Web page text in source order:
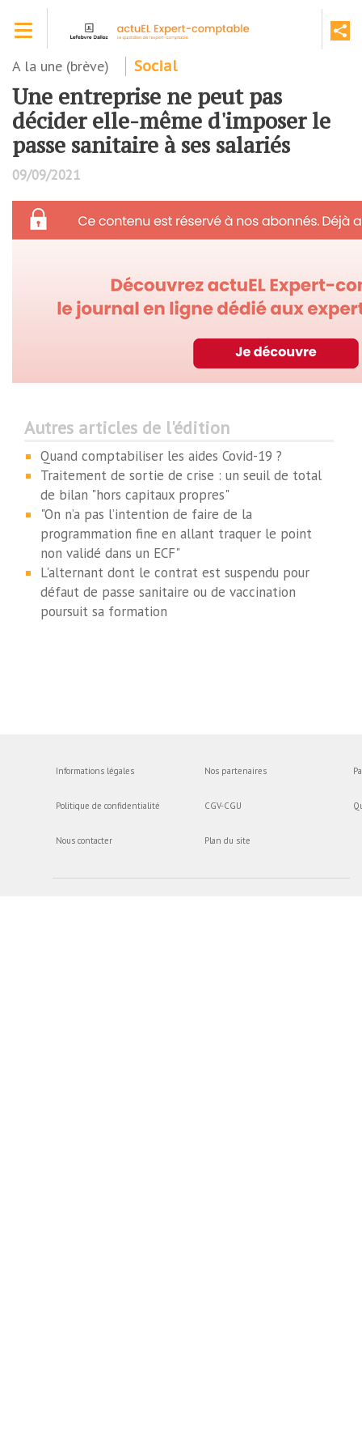
contenu
A la une (brève) Social
Une entreprise ne peut pas
décider elle-même d'imposer le
passe sanitaire à ses salariés
09/09/2021
Autres articles de l'édition
Quand comptabiliser les aides Covid-19 ?
Traitement de sortie de crise : un seuil de total
de bilan "hors capitaux propres"
"On n’a pas l’intention de faire de la
programmation fine en allant traquer le point
non validé dans un ECF"
L'alternant dont le contrat est suspendu pour
défaut de passe sanitaire ou de vaccination
poursuit sa formation
Informations légales
Politique de confidentialité
Nous contacter
Nos partenaires
CGV-CGU
Plan du site